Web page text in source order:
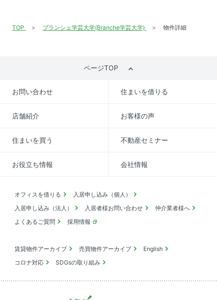
TOP ブランシェ学芸大学(Branche学芸大学) 物件詳細
ページTOP
お問い合わせ 住まいを借りる
店舗紹介 お客様の声
住まいを買う 不動産セミナー
お役立ち情報 会社情報
オフィスを借りる
入居申し込み（個人）
入居申し込み（法人）
入居者様お問い合わせ
仲介業者様へ
よくあるご質問
採用情報
賃貸物件アーカイブ 売買物件アーカイブ
English
コロナ対応
SDGsの取り組み